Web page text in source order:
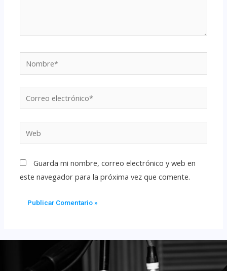
Guarda mi nombre, correo electrónico y web en
este navegador para la próxima vez que comente.